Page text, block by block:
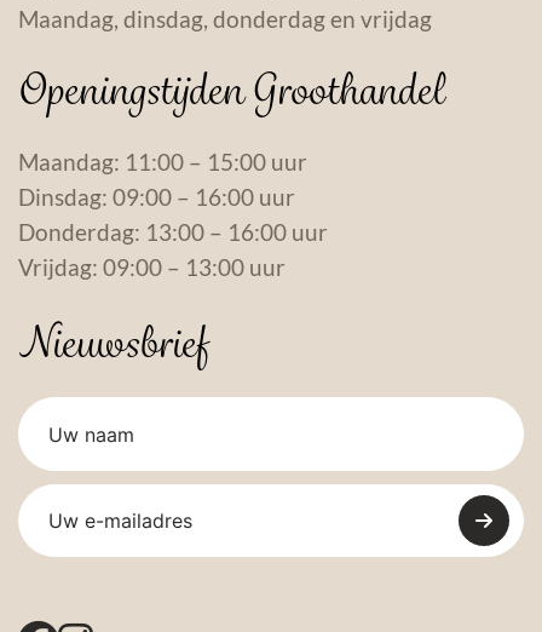
Maandag, dinsdag, donderdag en vrijdag
Openingstijden Groothandel
Maandag: 11:00 – 15:00 uur
Dinsdag: 09:00 – 16:00 uur
Donderdag: 13:00 – 16:00 uur
Vrijdag: 09:00 – 13:00 uur
Nieuwsbrief